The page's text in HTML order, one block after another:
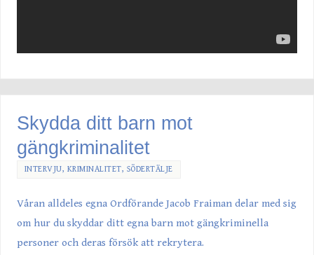
Skydda ditt barn mot
gängkriminalitet
INTERVJU, KRIMINALITET, SÖDERTÄLJE
Våran alldeles egna Ordförande Jacob Fraiman delar med sig
om hur du skyddar ditt egna barn mot gängkriminella
personer och deras försök att rekrytera.